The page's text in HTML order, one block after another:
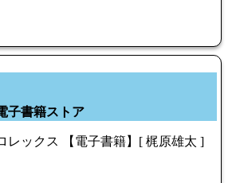
子書籍ストア
レックス 【電子書籍】[ 梶原雄太 ]